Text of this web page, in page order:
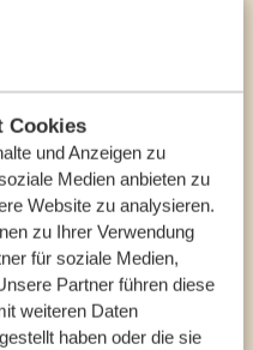
Cookies
und Anzeigen zu
Medien anbieten zu
Website zu analysieren.
zu Ihrer Verwendung
für soziale Medien,
Partner führen diese
weiteren Daten
haben oder die sie